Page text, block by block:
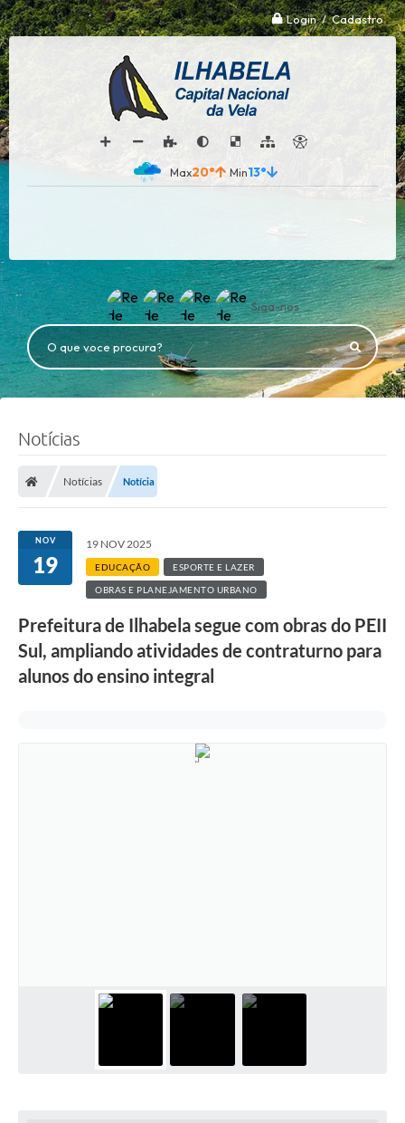
Login / Cadastro
20° 13°
Siga-nos
O que voce procura?
Notícias
Notícias Notícia
NOV
19
19 NOV 2025
EDUCAÇÃO ESPORTE E LAZER
OBRAS E PLANEJAMENTO URBANO
Prefeitura de Ilhabela segue com obras do PEII
Sul, ampliando atividades de contraturno para
alunos do ensino integral